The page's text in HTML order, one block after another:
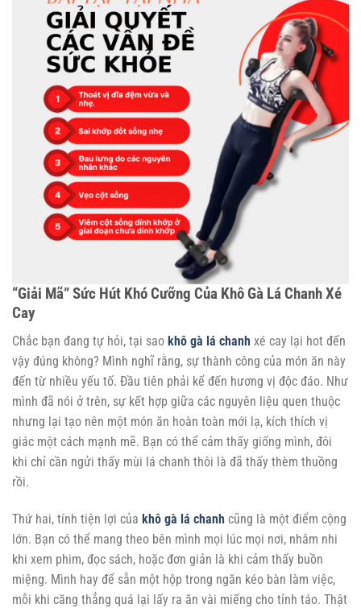
“Giải Mã” Sức Hút Khó Cưỡng Của Khô Gà Lá Chanh Xé
Cay
Chắc bạn đang tự hỏi, tại sao khô gà lá chanh xé cay lại hot đến
vậy đúng không? Mình nghĩ rằng, sự thành công của món ăn này
đến từ nhiều yếu tố. Đầu tiên phải kể đến hương vị độc đáo. Như
mình đã nói ở trên, sự kết hợp giữa các nguyên liệu quen thuộc
nhưng lại tạo nên một món ăn hoàn toàn mới lạ, kích thích vị
giác một cách mạnh mẽ. Bạn có thể cảm thấy giống mình, đôi
khi chỉ cần ngửi thấy mùi lá chanh thôi là đã thấy thèm thuồng
rồi.
Thứ hai, tính tiện lợi của khô gà lá chanh cũng là một điểm cộng
lớn. Bạn có thể mang theo bên mình mọi lúc mọi nơi, nhâm nhi
khi xem phim, đọc sách, hoặc đơn giản là khi cảm thấy buồn
miệng. Mình hay để sẵn một hộp trong ngăn kéo bàn làm việc,
mỗi khi căng thẳng quá lại lấy ra ăn vài miếng cho tỉnh táo. Thật